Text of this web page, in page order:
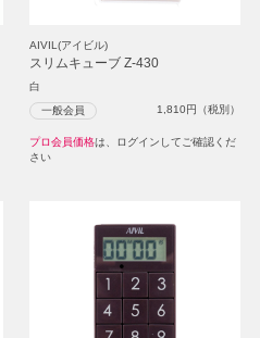
AIVIL(アイビル)
スリムキューブ Z-430
白
一般会員 1,810円（税別）
プロ会員価格は、ログインしてご確認くだ
さい